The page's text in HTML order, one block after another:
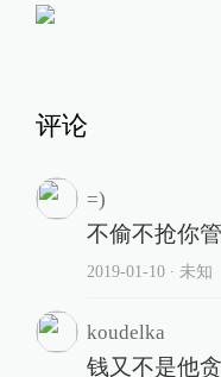
评论
=)
不偷不抢你
2019-01-10∙ 未知
koudelka
钱又不是他